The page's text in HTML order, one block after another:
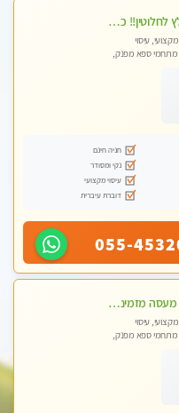
בחיפה -מומלץ לחלוטין!! כל סוגי העיסויים מעסה מקצועית ואיכותית פרטי!!!
עיסוי
מתחמי ספא מפנק,
חניה חינם
נקי ומסודר
עיסוי מקצועי
דוברת עיברית
055-
בנתניה פרטי מעסה מזמינה אותך למפגש אחד על אחד בלי שותפות! פינוק מרגיע vip
עיסוי
מתחמי ספא מפנק,